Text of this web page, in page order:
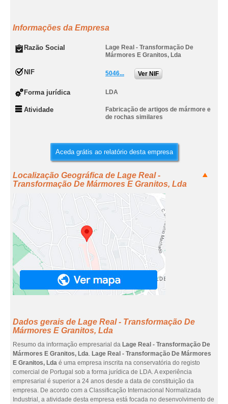
Informações da Empresa
Razão Social
Lage Real - Transformação De
Mármores E Granitos, Lda
NIF 5046... Ver NIF
Forma jurídica LDA
Atividade
Fabricação de artigos de mármore e
de rochas similares
Aceda grátis ao relatório desta empresa
Localização Geográfica de Lage Real -
Transformação De Mármores E Granitos, Lda
Dados gerais de Lage Real - Transformação De
Mármores E Granitos, Lda
Resumo da informação empresarial da Lage Real - Transformação De
Mármores E Granitos, Lda. Lage Real - Transformação De Mármores
E Granitos, Lda é uma empresa inscrita na conservatória do registo
comercial de Portugal sob a forma jurídica de LDA. A experiência
empresarial é superior a 24 anos desde a data de constituição da
empresa. De acordo com a Classificação Internacional Normalizada
Industrial, a atividade desta empresa está focada no desenvolvimento de